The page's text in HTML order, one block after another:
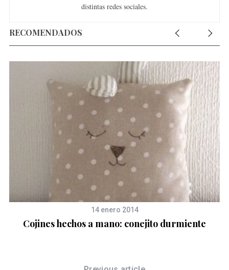
distintas redes sociales.
RECOMENDADOS
14 enero 2014
Cojines hechos a mano: conejito durmiente